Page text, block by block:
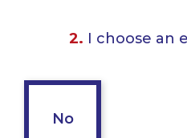
2. I choose an
No